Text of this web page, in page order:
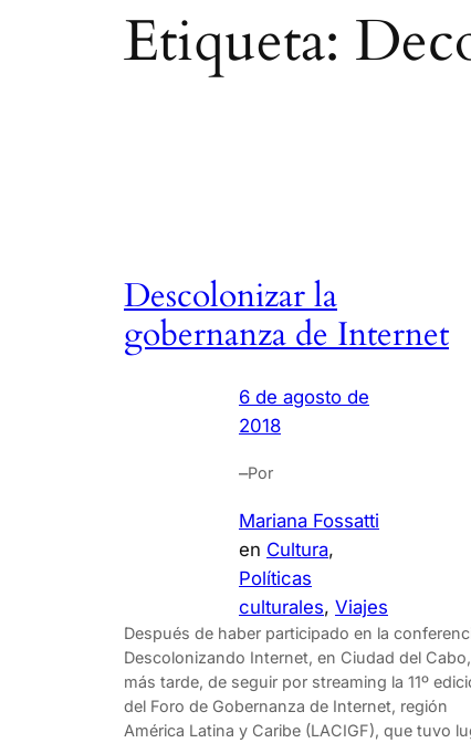
Etiqueta:
Descolonizar la
gobernanza de Internet
6 de agosto de
2018
–Por
Mariana Fossatti
en Cultura
Políticas
culturales, Viajes
Después de haber participado en la
Descolonizando Internet, en Ciudad del
más tarde, de seguir por streaming la 11º
del Foro de Gobernanza de Internet, región
América Latina y Caribe (LACIGF), que tuvo